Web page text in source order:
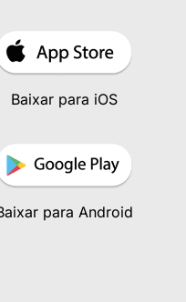
Baixar para iOS
para Android